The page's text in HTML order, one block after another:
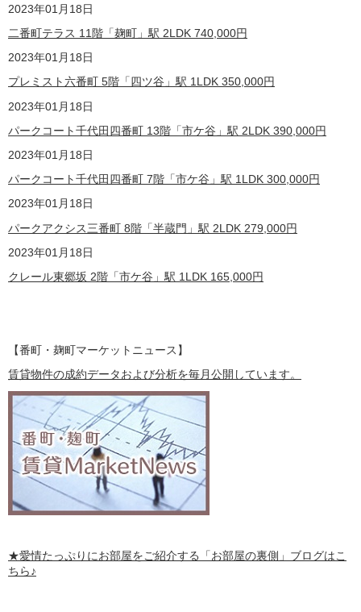
2023年01月18日
二番町テラス 11階「麹町」駅 2LDK 740,000円
2023年01月18日
プレミスト六番町 5階「四ツ谷」駅 1LDK 350,000円
2023年01月18日
パークコート千代田四番町 13階「市ケ谷」駅 2LDK 390,000円
2023年01月18日
パークコート千代田四番町 7階「市ケ谷」駅 1LDK 300,000円
2023年01月18日
パークアクシス三番町 8階「半蔵門」駅 2LDK 279,000円
2023年01月18日
クレール東郷坂 2階「市ケ谷」駅 1LDK 165,000円
【番町・麹町マーケットニュース】
賃貸物件の成約データおよび分析を毎月公開しています。
★愛情たっぷりにお部屋をご紹介する 「お部屋の裏側」 ブログはこ
ちら♪